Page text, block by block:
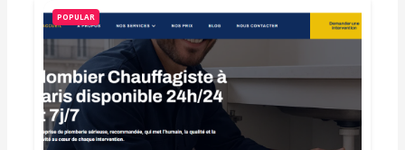
POPULAR